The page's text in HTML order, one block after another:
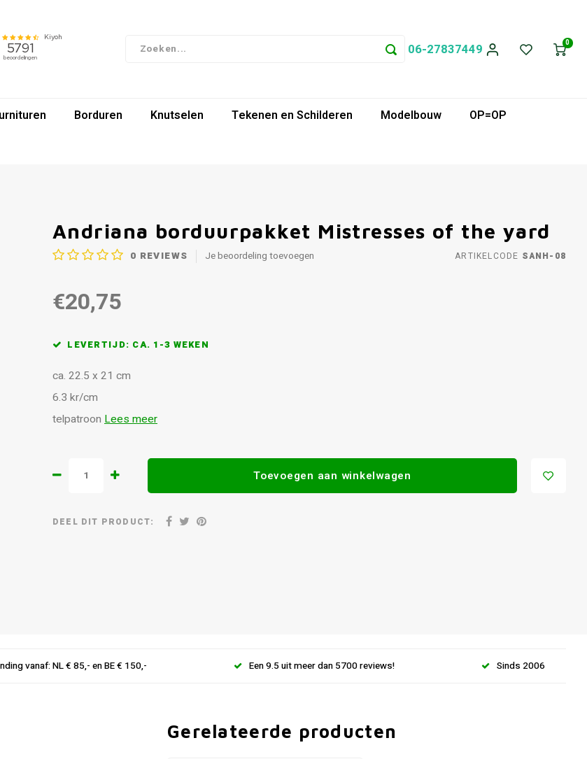
06-27837449 0
Borduren Knutselen Tekenen en Schilderen Modelbouw
OP=OP
Andriana borduurpakket Mistresses of the yard
0 REVIEWS Je beoordeling toevoegen ARTIKELCODE SANH-08
€20,75
LEVERTIJD: CA. 1-3 WEKEN
ca. 22.5 x 21 cm
6.3 kr/cm
telpatroon Lees meer
Toevoegen aan winkelwagen
DEEL DIT PRODUCT:
vanaf: NL € 85,- en BE € 150,- Een 9.5 uit meer dan 5700 reviews! Sinds 2006
Gerelateerde producten